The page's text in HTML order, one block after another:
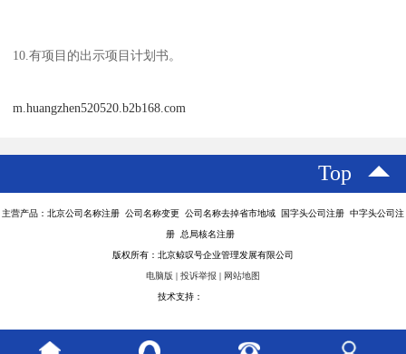
10.有项目的出示项目计划书。
m.huangzhen520520.b2b168.com
Top
主营产品：北京公司名称注册 公司名称变更 公司名称去掉省市地域 国字头公司注册 中字头公司注
册 总局核名注册
版权所有：北京鲸叹号企业管理发展有限公司
电脑版 | 投诉举报 | 网站地图
技术支持：